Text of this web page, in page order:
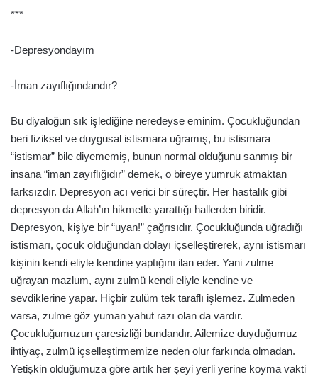
***
-Depresyondayım
-İman zayıflığındandır?
Bu diyaloğun sık işlediğine neredeyse eminim. Çocukluğundan
beri fiziksel ve duygusal istismara uğramış, bu istismara
“istismar” bile diyememiş, bunun normal olduğunu sanmış bir
insana “iman zayıflığıdır” demek, o bireye yumruk atmaktan
farksızdır. Depresyon acı verici bir süreçtir. Her hastalık gibi
depresyon da Allah’ın hikmetle yarattığı hallerden biridir.
Depresyon, kişiye bir “uyan!” çağrısıdır. Çocukluğunda uğradığı
istismarı, çocuk olduğundan dolayı içselleştirerek, aynı istismarı
kişinin kendi eliyle kendine yaptığını ilan eder. Yani zulme
uğrayan mazlum, aynı zulmü kendi eliyle kendine ve
sevdiklerine yapar. Hiçbir zulüm tek taraflı işlemez. Zulmeden
varsa, zulme göz yuman yahut razı olan da vardır.
Çocukluğumuzun çaresizliği bundandır. Ailemize duyduğumuz
ihtiyaç, zulmü içselleştirmemize neden olur farkında olmadan.
Yetişkin olduğumuza göre artık her şeyi yerli yerine koyma vakti